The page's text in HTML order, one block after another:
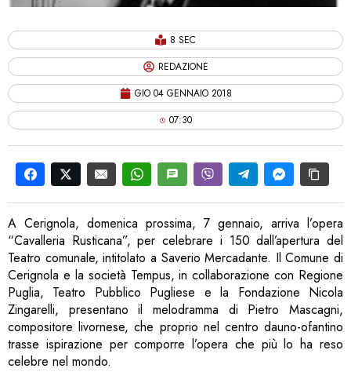
8 SEC
REDAZIONE
GIO 04 GENNAIO 2018
07:30
A Cerignola, domenica prossima, 7 gennaio, arriva l’opera
“Cavalleria Rusticana”, per celebrare i 150 dall’apertura del
Teatro comunale, intitolato a Saverio Mercadante. Il Comune di
Cerignola e la società Tempus, in collaborazione con Regione
Puglia, Teatro Pubblico Pugliese e la Fondazione Nicola
Zingarelli, presentano il melodramma di Pietro Mascagni,
compositore livornese, che proprio nel centro dauno-ofantino
trasse ispirazione per comporre l’opera che più lo ha reso
celebre nel mondo.